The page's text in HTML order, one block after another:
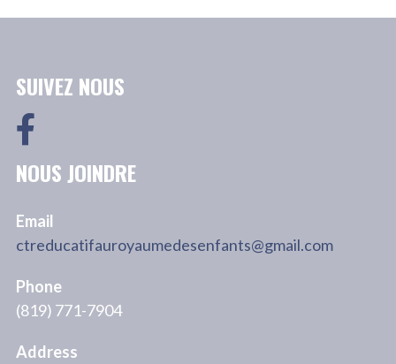
SUIVEZ NOUS
NOUS JOINDRE
Email
ctreducatifauroyaumedesenfants@gmail.com
Phone
(819) 771-7904
Address